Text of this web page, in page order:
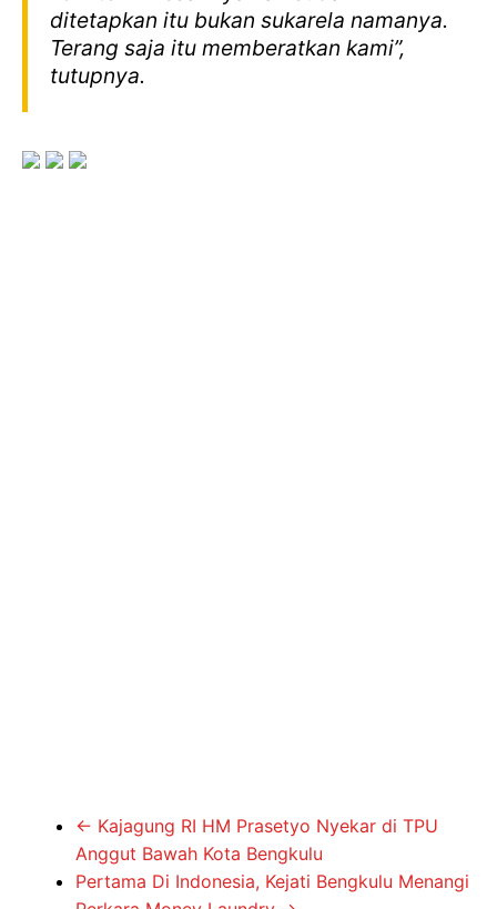
ditetapkan itu bukan sukarela namanya.
Terang saja itu memberatkan kami”,
tutupnya.
← Kajagung RI HM Prasetyo Nyekar di TPU
Anggut Bawah Kota Bengkulu
Pertama Di Indonesia, Kejati Bengkulu Menangi